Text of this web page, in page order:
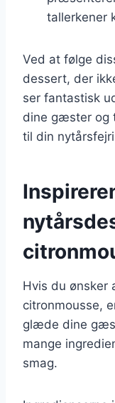
tallerkener
Ved at følge
dessert, der
ser fantastisk
dine gæster og
til din
Hvis du ønsker
citronmousse,
glæde dine
mange
smag.